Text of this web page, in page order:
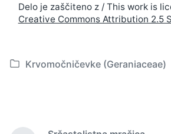
Delo je zaščiteno z / This work is
Creative Commons Attribution 2.5
P
Krvomočničevke (Geraniaceae)